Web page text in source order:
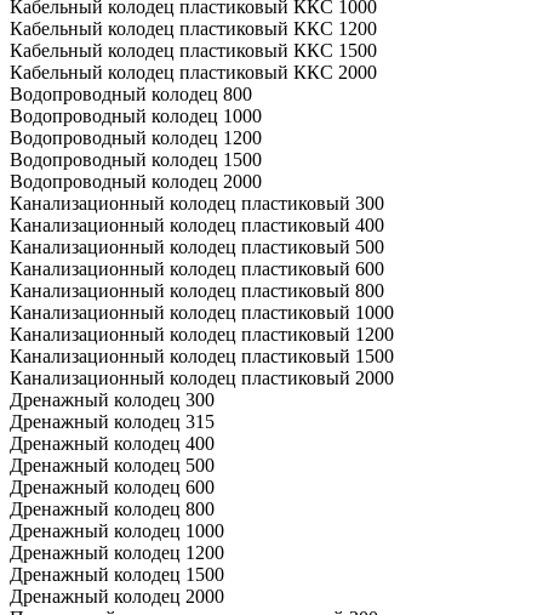
Кабельный колодец пластиковый ККС 1000
Кабельный колодец пластиковый ККС 1200
Кабельный колодец пластиковый ККС 1500
Кабельный колодец пластиковый ККС 2000
Водопроводный колодец 800
Водопроводный колодец 1000
Водопроводный колодец 1200
Водопроводный колодец 1500
Водопроводный колодец 2000
Канализационный колодец пластиковый 300
Канализационный колодец пластиковый 400
Канализационный колодец пластиковый 500
Канализационный колодец пластиковый 600
Канализационный колодец пластиковый 800
Канализационный колодец пластиковый 1000
Канализационный колодец пластиковый 1200
Канализационный колодец пластиковый 1500
Канализационный колодец пластиковый 2000
Дренажный колодец 300
Дренажный колодец 315
Дренажный колодец 400
Дренажный колодец 500
Дренажный колодец 600
Дренажный колодец 800
Дренажный колодец 1000
Дренажный колодец 1200
Дренажный колодец 1500
Дренажный колодец 2000